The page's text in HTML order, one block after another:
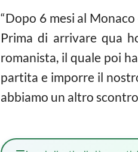
“Dopo 6 mesi al
Prima di arrivare qua
romanista, il quale poi
partita e imporre il
abbiamo un altro